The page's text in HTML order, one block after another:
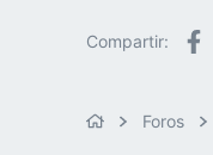
Compartir:
Foros